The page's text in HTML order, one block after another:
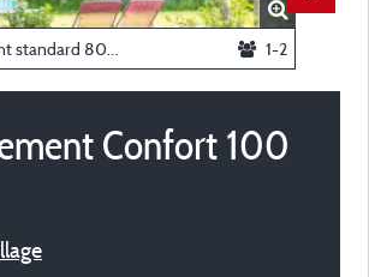
1-2
Confort 100